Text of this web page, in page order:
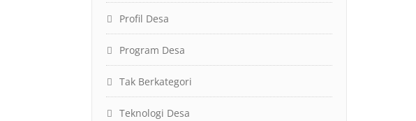
Profil Desa
Program Desa
Tak Berkategori
Teknologi Desa